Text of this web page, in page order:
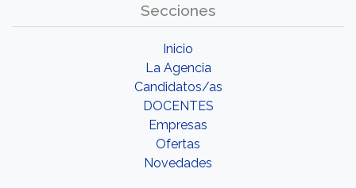
Secciones
Inicio
La Agencia
Candidatos/as
DOCENTES
Empresas
Ofertas
Novedades